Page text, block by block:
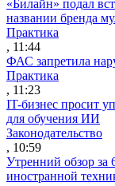
«Билайн» подал
названии бренда
Практика
, 11:44
ФАС запретила
Практика
, 11:23
IT-бизнес просит
для обучения ИИ
Законодательство
, 10:59
Утренний обзор за
иностранной